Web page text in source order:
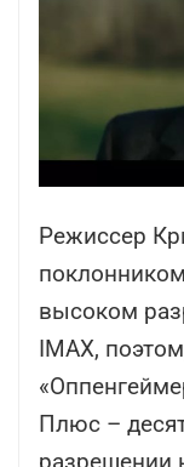
Режиссер
высоком
IMAX,
Плюс –
разрешении